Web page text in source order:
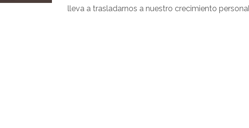
lleva a trasladarnos a nuestro crecimiento